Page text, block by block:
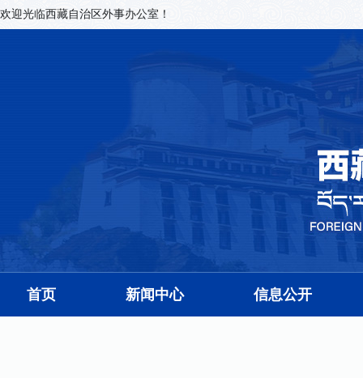
欢迎光临西藏自治区外事办公室！
首页 新闻中心 信息公开